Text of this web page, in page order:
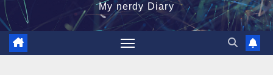
My nerdy Diary